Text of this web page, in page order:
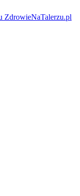
ZdrowieNaTalerzu.pl